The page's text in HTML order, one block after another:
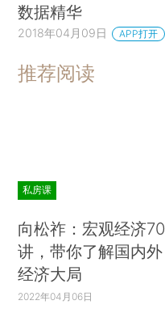
数据精华
2018年04月09日 APP打开
推荐阅读
私房课
向松祚：宏观经济70
讲，带你了解国内外
经济大局
2022年04月06日